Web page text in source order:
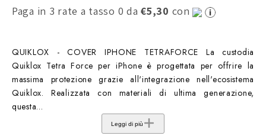
Paga in 3 rate a tasso 0 da€5,30 con
QUIKLOX - COVER IPHONE TETRAFORCE La custodia
Quiklox Tetra Force per iPhone è progettata per offrire la
massima protezione grazie all'integrazione nell'ecosistema
Quiklox. Realizzata con materiali di ultima generazione,
questa...
Leggi di più